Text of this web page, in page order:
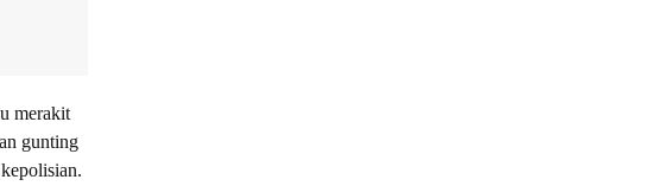
merakit
gunting